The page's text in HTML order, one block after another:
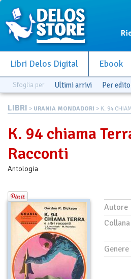
Libri Delos Digital Ebook
Sfoglia per Ultimi arrivi Per
LIBRI > URANIA MONDADORI > K. 94
K. 94 chiama
Racconti
Antologia
Autore
Collana
Genere